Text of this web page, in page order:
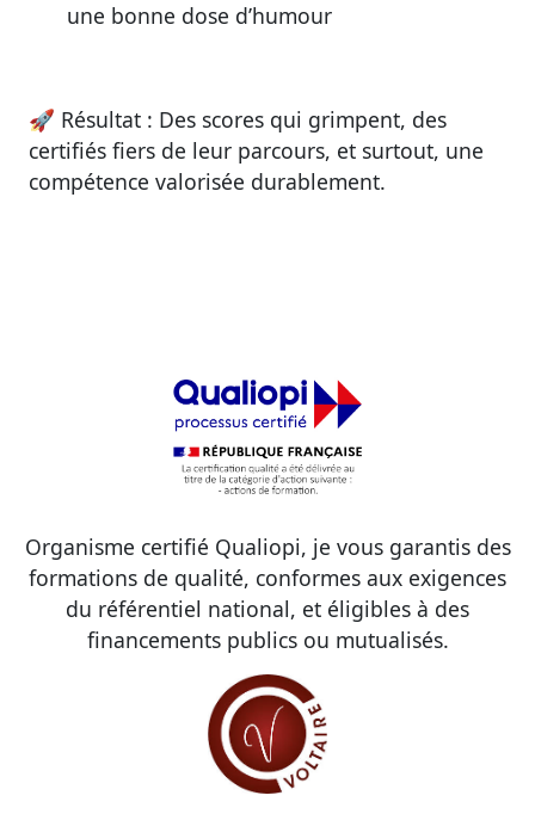
une bonne dose d’humour
🚀 Résultat : Des scores qui grimpent, des
certifiés fiers de leur parcours, et surtout, une
compétence valorisée durablement.
Organisme certifié Qualiopi, je vous garantis des
formations de qualité, conformes aux exigences
du référentiel national, et éligibles à des
financements publics ou mutualisés.